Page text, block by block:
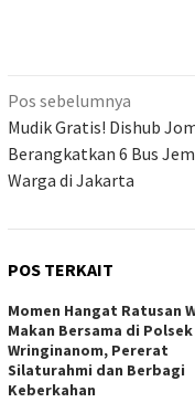
Navigasi
pos
Pos sebelumnya
Mudik Gratis! Dishub
Berangkatkan 6 Bus
Warga di Jakarta
POS TERKAIT
Momen Hangat Ratusan
Makan Bersama di Polsek
Wringinanom, Pererat
Silaturahmi dan Berbagi
Keberkahan